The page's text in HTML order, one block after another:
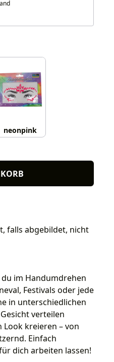
neonpink
falls abgebildet, nicht
im Handumdrehen
Festivals oder jede
in unterschiedlichen
verteilen
Look kreieren – von
Einfach
dich arbeiten lassen!